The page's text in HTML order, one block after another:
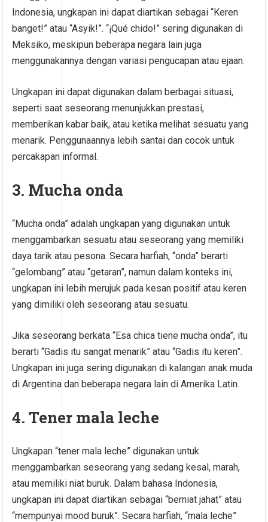
Indonesia, ungkapan ini dapat diartikan sebagai “Keren
banget!” atau “Asyik!”. “¡Qué chido!” sering digunakan di
Meksiko, meskipun beberapa negara lain juga
menggunakannya dengan variasi pengucapan atau ejaan.
Ungkapan ini dapat digunakan dalam berbagai situasi,
seperti saat seseorang menunjukkan prestasi,
memberikan kabar baik, atau ketika melihat sesuatu yang
menarik. Penggunaannya lebih santai dan cocok untuk
percakapan informal.
3. Mucha onda
“Mucha onda” adalah ungkapan yang digunakan untuk
menggambarkan sesuatu atau seseorang yang memiliki
daya tarik atau pesona. Secara harfiah, “onda” berarti
“gelombang” atau “getaran”, namun dalam konteks ini,
ungkapan ini lebih merujuk pada kesan positif atau keren
yang dimiliki oleh seseorang atau sesuatu.
Jika seseorang berkata “Esa chica tiene mucha onda”, itu
berarti “Gadis itu sangat menarik” atau “Gadis itu keren”.
Ungkapan ini juga sering digunakan di kalangan anak muda
di Argentina dan beberapa negara lain di Amerika Latin.
4. Tener mala leche
Ungkapan “tener mala leche” digunakan untuk
menggambarkan seseorang yang sedang kesal, marah,
atau memiliki niat buruk. Dalam bahasa Indonesia,
ungkapan ini dapat diartikan sebagai “berniat jahat” atau
“mempunyai mood buruk”. Secara harfiah, “mala leche”